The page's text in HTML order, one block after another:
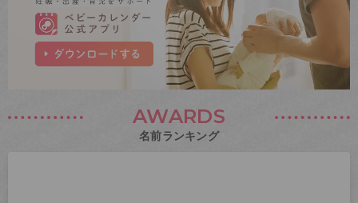
AWARDS
名前ランキング